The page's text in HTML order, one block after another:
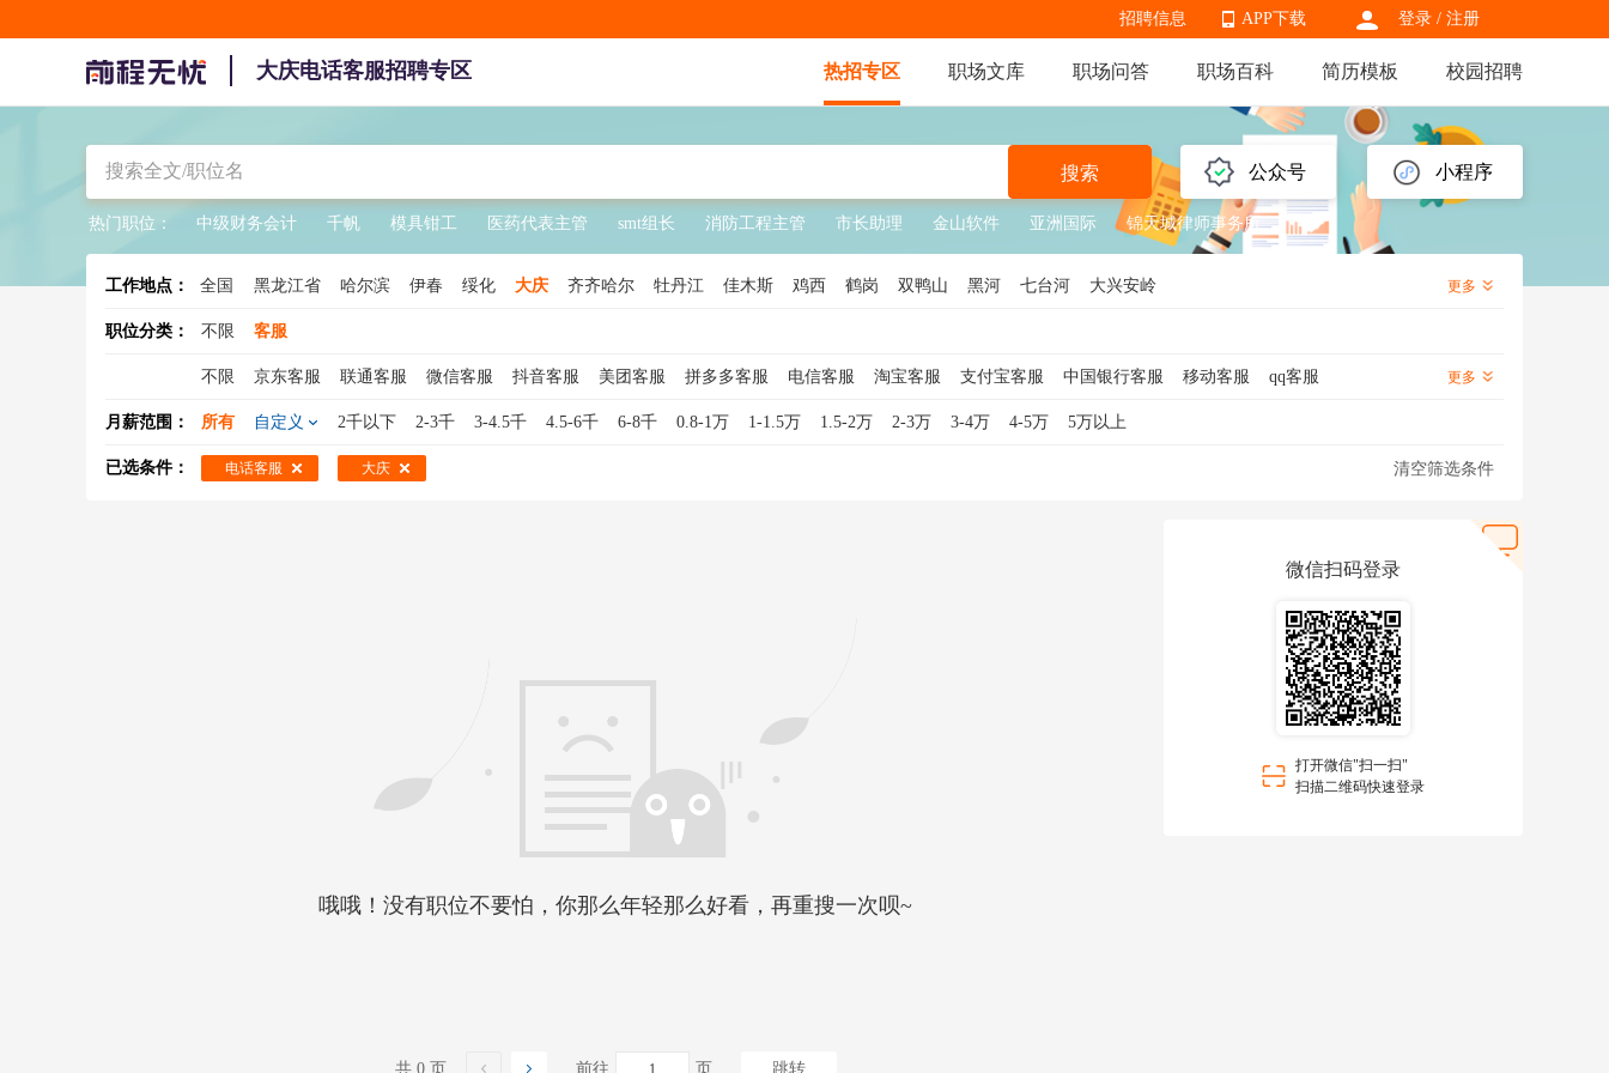
登录 / 注册
APP下载
APP下载
招聘信息
大庆电话客服招聘专区 热招专区 职场文库 职场问答 职场百科 简历模板 校园招聘
公众号 小程序
搜索
热门职位： 中级财务会计 千帆 模具钳工 医药代表主管 smt组长 消防工程主管 市长助理 金山软件 亚洲国际 锦天城律师事务所
工作地点： 全国 黑龙江省 哈尔滨 伊春 绥化 大庆 齐齐哈尔 牡丹江 佳木斯 鸡西 鹤岗 双鸭山 黑河 七台河 大兴安岭 更多
职位分类： 不限 客服
不限 京东客服 联通客服 微信客服 抖音客服 美团客服 拼多多客服 电信客服 淘宝客服 支付宝客服 中国银行客服 移动客服
qq客服
在线客服
天猫客服 电商客服 在线客服咨询 电话客服 银行客服 客服专员 售后客服 网络客服 游戏客服 售前客服
更多
月薪范围： 所有 自定义 2千以下 2-3千 3-4.5千 4.5-6千 6-8千 0.8-1万 1-1.5万 1.5-2万 2-3万 3-4万 4-5万 5万以上
已选条件： 电话客服 大庆 清空筛选条件
哦哦！没有职位不要怕，你那么年轻那么好看，再重搜一次呗~
共 0 页 前往 页 跳转
微信扫码登录
打开微信"扫一扫"
扫描二维码快速登录